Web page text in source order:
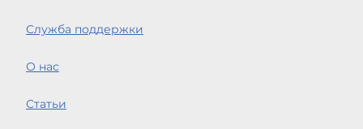
Служба поддержки
О нас
Статьи